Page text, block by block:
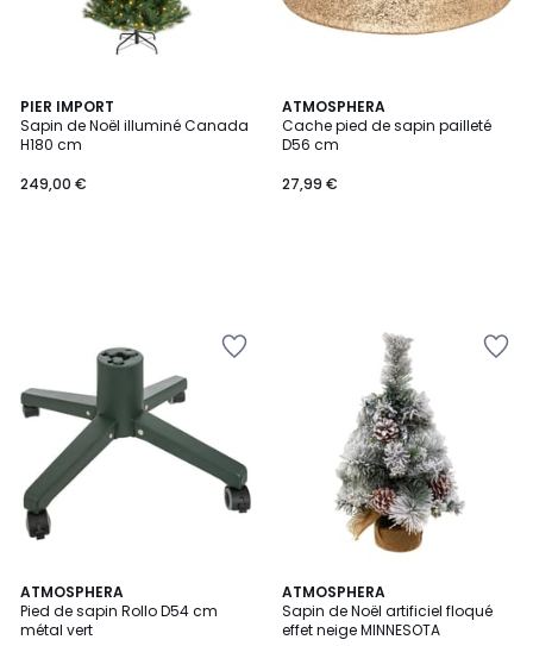
PIER IMPORT
Sapin de Noël illuminé Canada
H180 cm
249,00 €
ATMOSPHERA
Cache pied de sapin pailleté
D56 cm
27,99 €
ATMOSPHERA
Pied de sapin Rollo D54 cm
métal vert
4
/
5
ATMOSPHERA
Sapin de Noël artificiel floqué
effet neige MINNESOTA